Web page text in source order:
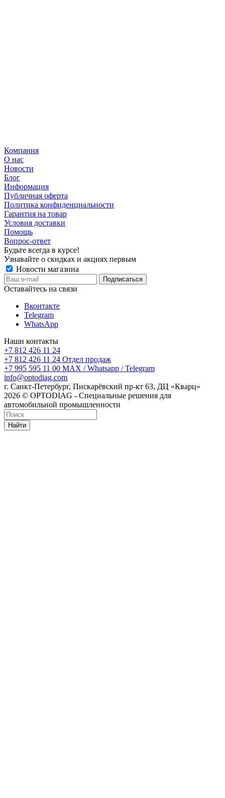
Компания
О нас
Новости
Блог
Информация
Публичная оферта
Политика конфиденциальности
Гарантия на товар
Условия доставки
Помощь
Вопрос-ответ
Будьте всегда в курсе!
Узнавайте о скидках и акциях первым
Новости магазина
Оставайтесь на связи
Вконтакте
Telegram
WhatsApp
Наши контакты
+7 812 426 11 24
+7 812 426 11 24 Отдел продаж
+7 995 595 11 00 MAX / Whatsapp / Telegram
info@optodiag.com
г. Санкт-Петербург, Пискарёвский пр-кт 63, ДЦ «Кварц»
2026 © OPTODIAG - Специальные решения для
автомобильной промышленности
Найти